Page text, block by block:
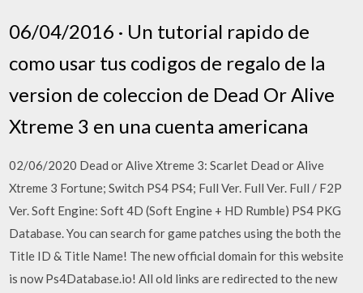
06/04/2016 · Un tutorial rapido de
como usar tus codigos de regalo de la
version de coleccion de Dead Or Alive
Xtreme 3 en una cuenta americana
02/06/2020 Dead or Alive Xtreme 3: Scarlet Dead or Alive
Xtreme 3 Fortune; Switch PS4 PS4; Full Ver. Full Ver. Full / F2P
Ver. Soft Engine: Soft 4D (Soft Engine + HD Rumble) PS4 PKG
Database. You can search for game patches using the both the
Title ID & Title Name! The new official domain for this website
is now Ps4Database.io! All old links are redirected to the new